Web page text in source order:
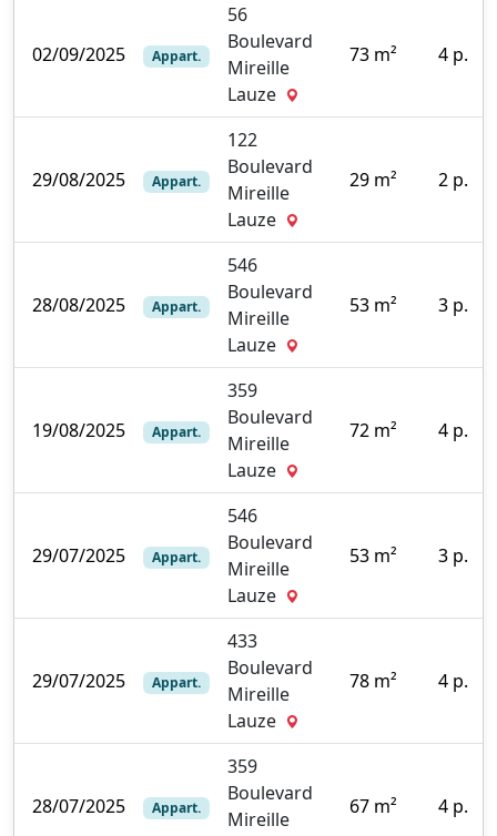
02/09/2025 Appart.
56
Boulevard
Mireille
Lauze
73 m² 4 p.
29/08/2025 Appart.
122
Boulevard
Mireille
Lauze
29 m² 2 p.
28/08/2025 Appart.
546
Boulevard
Mireille
Lauze
53 m² 3 p.
19/08/2025 Appart.
359
Boulevard
Mireille
Lauze
72 m² 4 p.
29/07/2025 Appart.
546
Boulevard
Mireille
Lauze
53 m² 3 p.
29/07/2025 Appart.
433
Boulevard
Mireille
Lauze
78 m² 4 p.
28/07/2025 Appart.
359
Boulevard
Mireille
67 m² 4 p.